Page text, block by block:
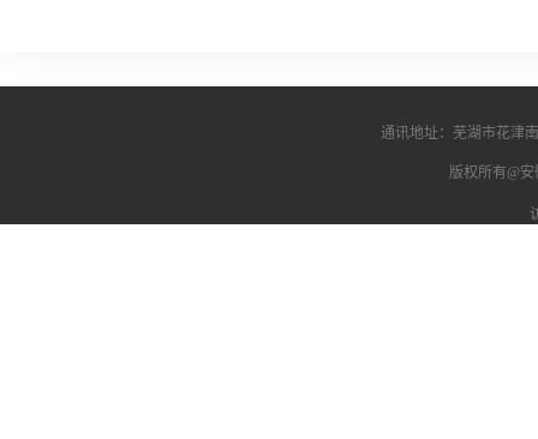
通讯地址：芜湖市花津
版权所有@